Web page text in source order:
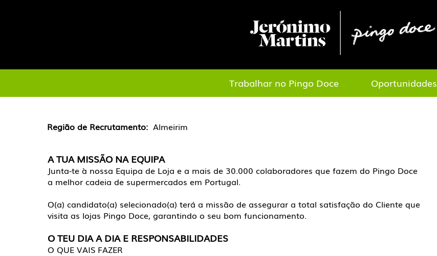
Trabalhar no Pingo Doce Oportunidades
Pingo Doce Almeirim Operador
Loja (Full-time/Part-time)
Região de Recrutamento: Almeirim
A TUA MISSÃO NA EQUIPA
Junta-te à nossa Equipa de Loja e a mais de 30.000 colaboradores que fazem do Pingo Doce
a melhor cadeia de supermercados em Portugal.
O(a) candidato(a) selecionado(a) terá a missão de assegurar a total satisfação do Cliente que
visita as lojas Pingo Doce, garantindo o seu bom funcionamento.
O TEU DIA A DIA E RESPONSABILIDADES
O QUE VAIS FAZER